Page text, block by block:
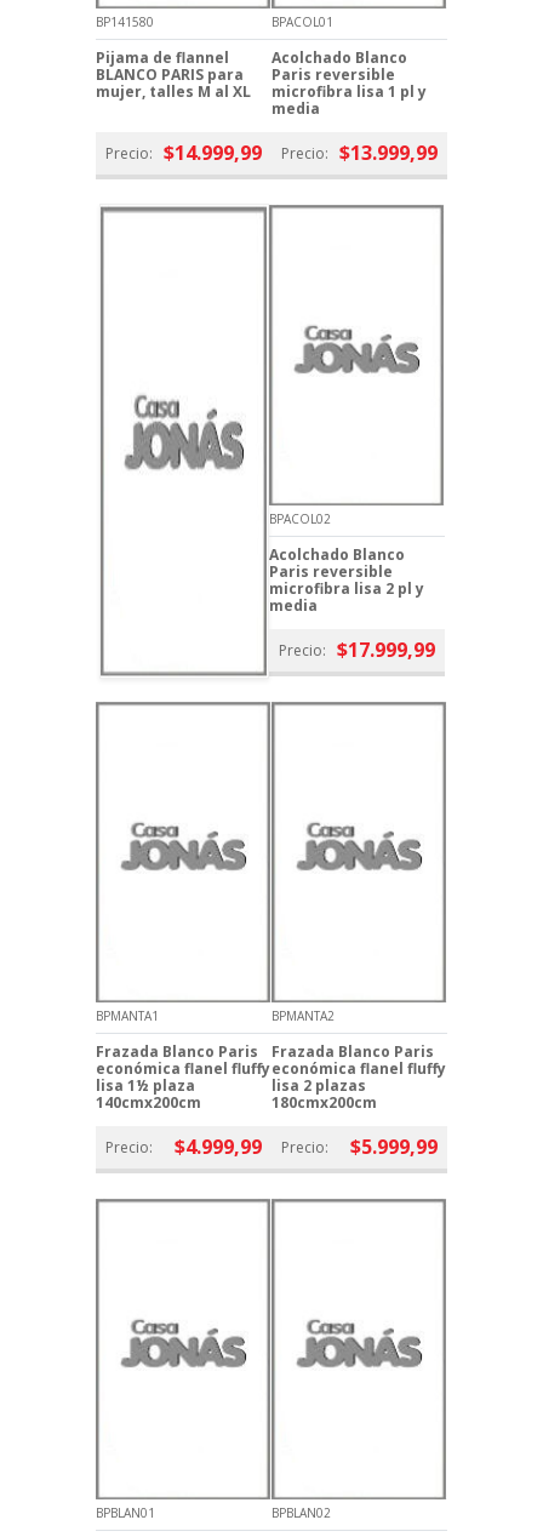
BP141580
Pijama de flannel
BLANCO PARIS para
mujer, talles M al XL
Precio: $14.999,99
BPACOL01
Acolchado Blanco
Paris reversible
microfibra lisa 1 pl y
media
Precio: $13.999,99
BPACOL02
Acolchado Blanco
Paris reversible
microfibra lisa 2 pl y
media
Precio: $17.999,99
BPMANTA1
Frazada Blanco Paris
económica flanel fluffy
lisa 1½ plaza
140cmx200cm
Precio: $4.999,99
BPMANTA2
Frazada Blanco Paris
económica flanel fluffy
lisa 2 plazas
180cmx200cm
Precio: $5.999,99
BPBLAN01 BPBLAN02